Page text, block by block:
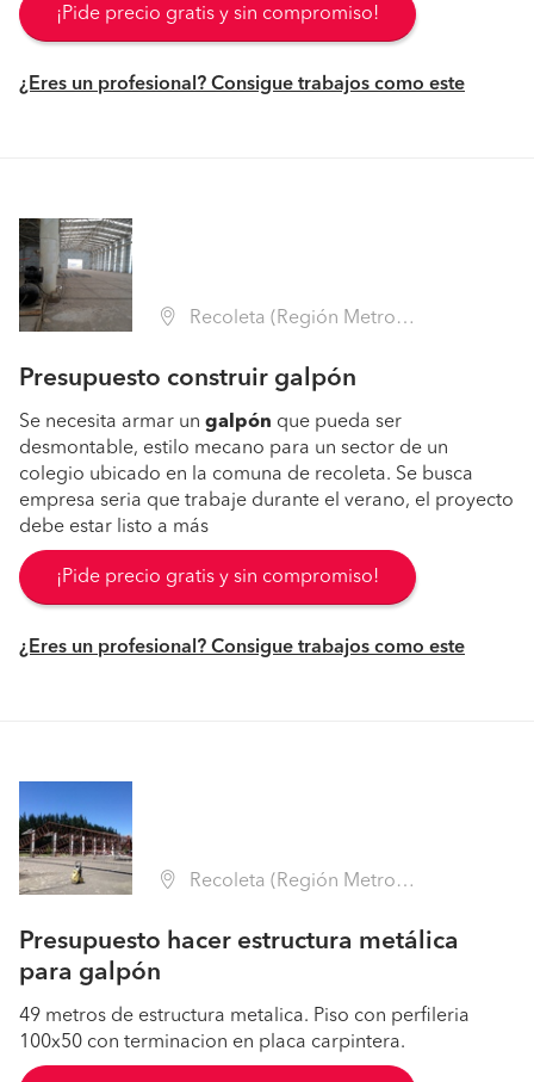
¡Pide precio gratis y sin compromiso!
¿Eres un profesional? Consigue trabajos como este
Recoleta (Región Metropolitana - Santiago)
Presupuesto construir galpón
Se necesita armar un galpón que pueda ser
desmontable, estilo mecano para un sector de un
colegio ubicado en la comuna de recoleta. Se busca
empresa seria que trabaje durante el verano, el proyecto
debe estar listo a más
¡Pide precio gratis y sin compromiso!
¿Eres un profesional? Consigue trabajos como este
Recoleta (Región Metropolitana - Santiago)
Presupuesto hacer estructura metálica
para galpón
49 metros de estructura metalica. Piso con perfileria
100x50 con terminacion en placa carpintera.